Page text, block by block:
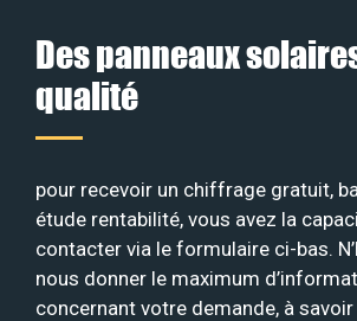
Des panneaux
qualité
pour recevoir un chiffrage gratuit,
étude rentabilité, vous avez la
contacter via le formulaire ci-bas.
nous donner le maximum
concernant votre demande, à savoir